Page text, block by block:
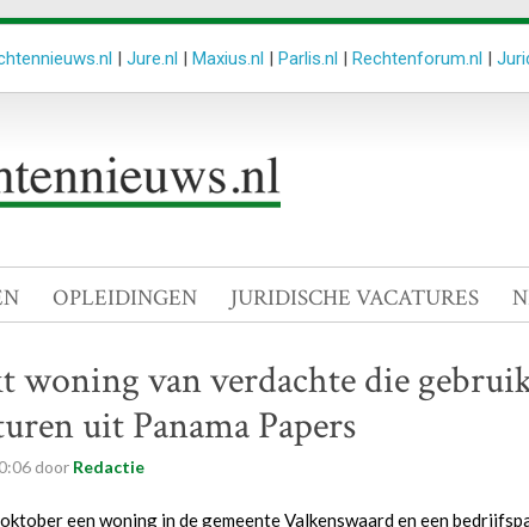
| Jure.nl | Maxius.nl | Parlis.nl | Rechtenforum.nl |
OPLEIDINGEN JURIDISCHE VACATURES
woning van verdachte die
uit Panama Papers
door Redactie
een woning in de gemeente Valkenswaard en een